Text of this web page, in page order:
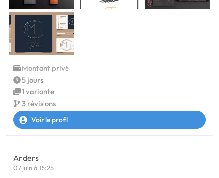
Montant privé
5 jours
1 variante
3 révisions
Voir le profil
Anders
07 juin à 15:25